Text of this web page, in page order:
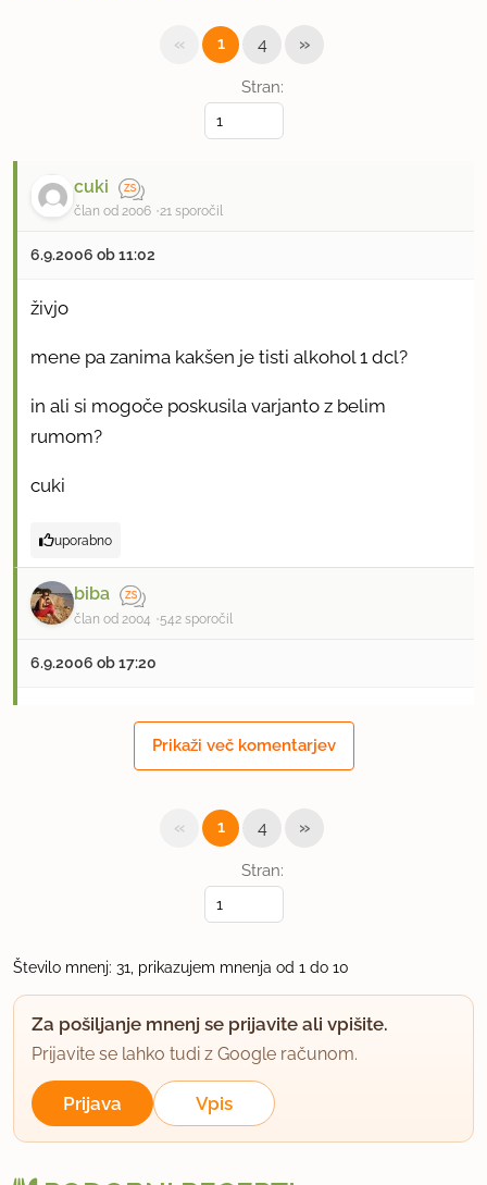
Stran:
« 1 4 »
cuki
član od 2006 21 sporočil
6.9.2006 ob 11:02
živjo
mene pa zanima kakšen je tisti alkohol 1 dcl?
in ali si mogoče poskusila varjanto z belim
rumom?
cuki
uporabno
biba
član od 2004 542 sporočil
6.9.2006 ob 17:20
Za koliko časa pa se lahko shrani ta liker?
133 sporočil
Cuki, kot je avtorica napisala zgoraj:
Kot alkohol uporabimo 75 odstotni alkohol ali
uporabno
Prikaži več komentarjev
Stran:
« 1 4 »
Število mnenj: 31, prikazujem mnenja od 1 do 10
Za pošiljanje mnenj se prijavite ali vpišite.
Prijavite se lahko tudi z Google računom.
Prijava Vpis